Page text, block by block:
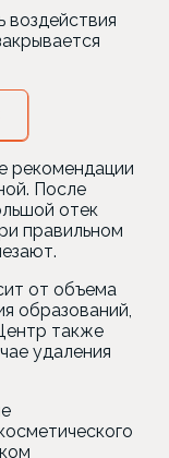
рекомендации
После
отек
правильном
от объема
образований,
также
удаления